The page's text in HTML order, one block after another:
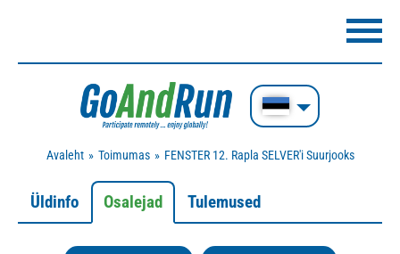
Avaleht Toimumas FENSTER 12. Rapla SELVER'i Suurjooks
Üldinfo Osalejad Tulemused